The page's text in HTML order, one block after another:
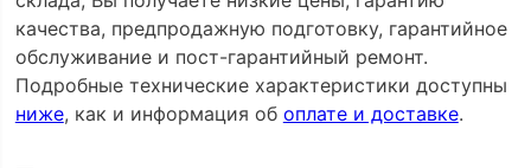
качества, предпродажную подготовку, гарантийное
обслуживание и пост-гарантийный ремонт.
Подробные технические характеристики доступны
ниже, как и информация об оплате и доставке.